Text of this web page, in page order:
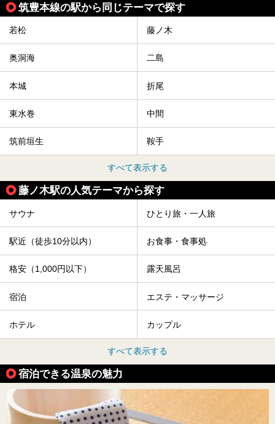
筑豊本線の駅から同じテーマで探す
若松 藤ノ木
奥洞海 二島
本城 折尾
東水巻 中間
筑前垣生 鞍手
すべて表示する
藤ノ木駅の人気テーマから探す
サウナ ひとり旅・一人旅
駅近（徒歩10分以内） お食事・食事処
格安（1,000円以下） 露天風呂
宿泊 エステ・マッサージ
ホテル カップル
すべて表示する
宿泊できる温泉の魅力